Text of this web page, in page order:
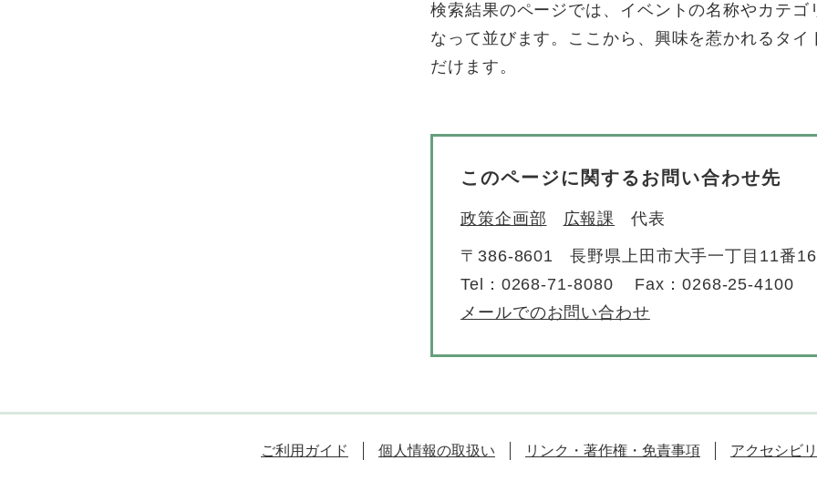
検索結果のページでは、イベントの名称やカテ
なって並びます。ここから、興味を惹かれるタ
だけます。
このページに関するお問い合わせ先
政策企画部 広報課 代表
〒386-8601
長野県上田市大手一丁目11番
Tel：0268-71-8080
Fax：0268-25-4100
メールでのお問い合わせ
ご利用ガイド 個人情報の取扱い リンク・著作権・免責事項 アクセシビ